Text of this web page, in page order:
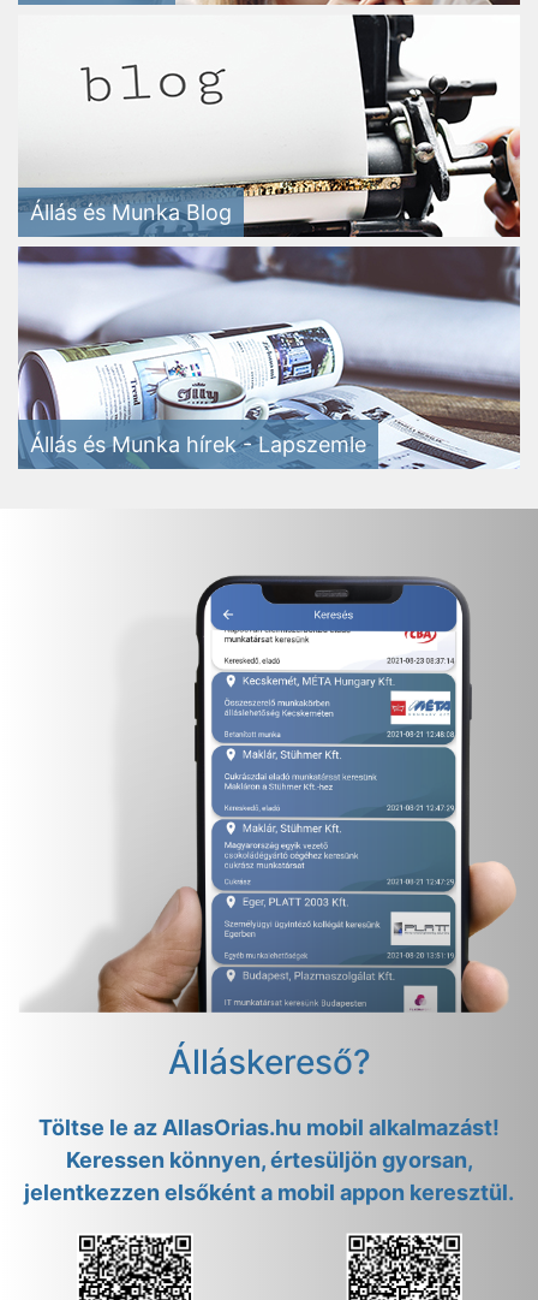
Állás és Munka Blog
Állás és Munka hírek - Lapszemle
Álláskereső?
Töltse le az AllasOrias.hu mobil alkalmazást!
Keressen könnyen, értesüljön gyorsan,
jelentkezzen elsőként a mobil appon keresztül.